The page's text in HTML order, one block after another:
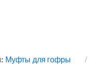
Муфты для гофры